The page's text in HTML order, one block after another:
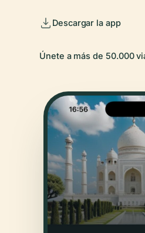
Descargar la app
Únete a más de 50.000